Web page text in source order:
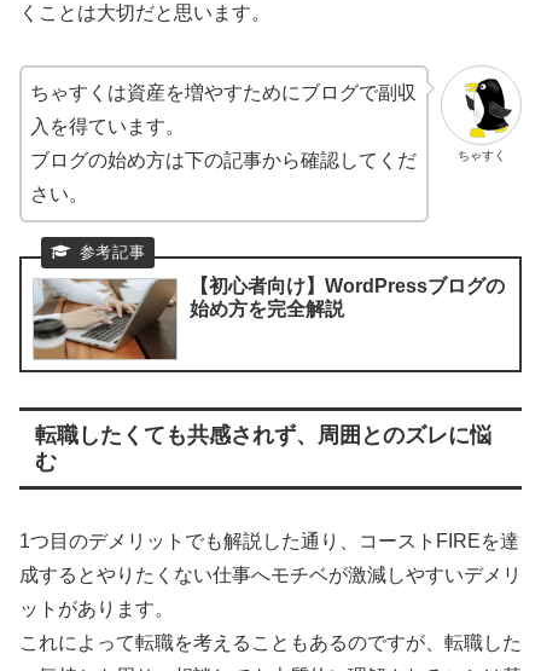
くことは大切だと思います。
ちゃすく
ちゃすくは資産を増やすためにブログで副収
入を得ています。
ブログの始め方は下の記事から確認してくだ
さい。
【初心者向け】WordPressブログの
始め方を完全解説
転職したくても共感されず、周囲とのズレに悩
む
1つ目のデメリットでも解説した通り、コーストFIREを達
成するとやりたくない仕事へモチベが激減しやすいデメリ
ットがあります。
これによって転職を考えることもあるのですが、転職した